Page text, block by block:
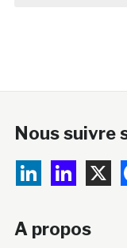
Nous suivre
A propos